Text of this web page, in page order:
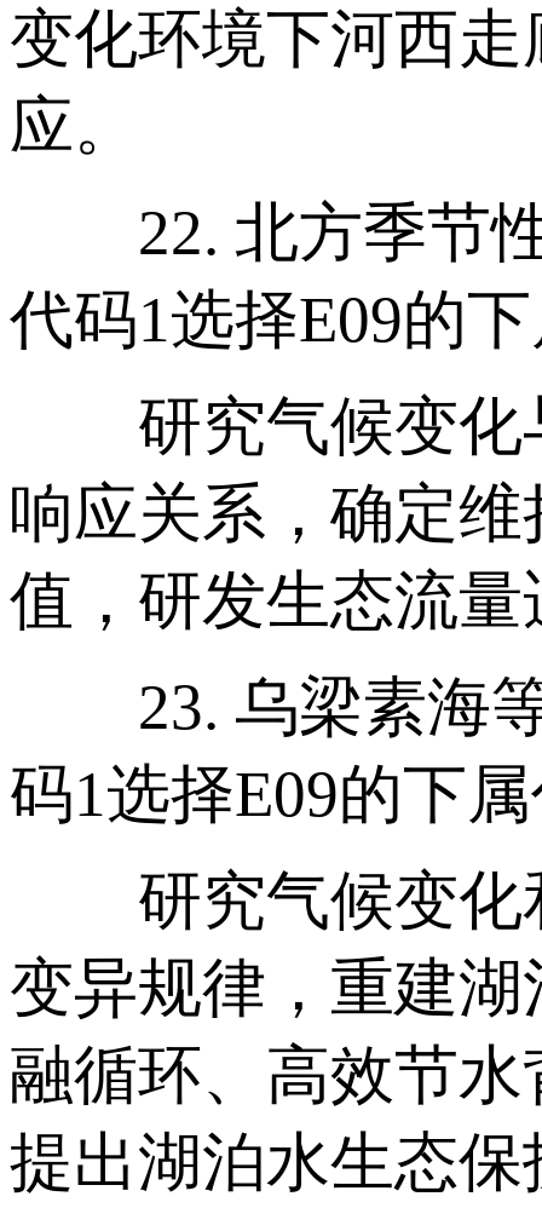
变化环境下河西
应。
22. 北方季节性
代码1选择E09的
研究气候变化
响应关系，确定
值，研发生态流
23. 乌梁素海等
码1选择E09的下
研究气候变化
变异规律，重建
融循环、高效节
提出湖泊水生态